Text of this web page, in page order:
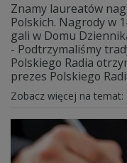
Znamy laureatów
Polskich. Nagrody w
gali w Domu
- Podtrzymaliśmy
Polskiego Radia
prezes Polskiego
Zobacz więcej na temat: